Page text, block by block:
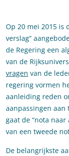
Op 20 mei 2015 is
verslag”
de Regering een
van de
vragen van de
regering vormen
aanleiding reden
aanpassingen aan
gaat de “nota
van een tweede
De belangrijkste